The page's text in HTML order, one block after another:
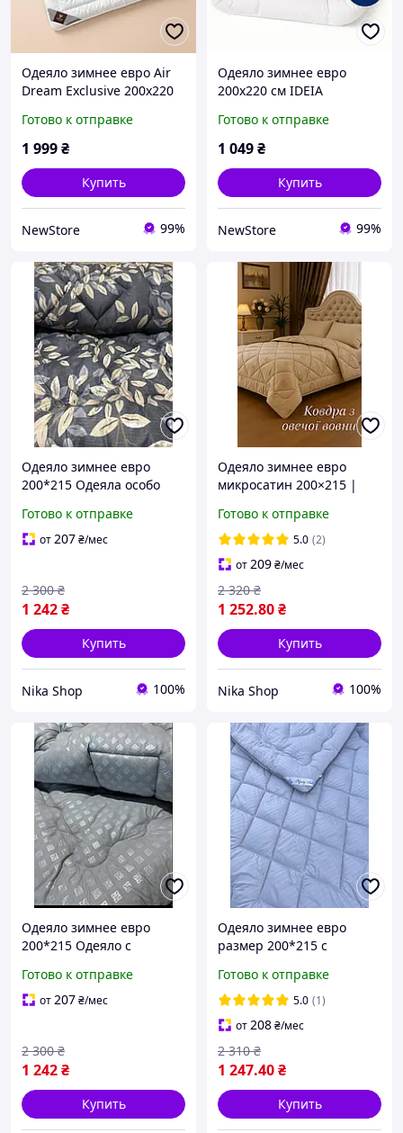
Одеяло зимнее евро Air
Dream Exclusive 200х220
теплое дабл
антиаллергенное
Готово к отправке
1 999₴
Купить
NewStore 99%
Одеяло зимнее евро
200х220 см IDEIA
отелей, дома, теплое,
гипоалергенное, белое
Готово к отправке
1 049₴
Купить
NewStore 99%
Одеяло зимнее евро
200*215 Одеяла особо
Шерстяные одеяла от
производителя
Готово к отправке
от207₴/мес
1 242₴
2 300 ₴
Купить
Nika Shop 100%
Одеяло зимнее евро
микросатин 200×215 |
шерсть | Тёплое стёганое
Готово к отправке
5.0 (2)
от209₴/мес
1 252.80₴
2 320 ₴
Купить
Nika Shop 100%
Одеяло зимнее евро
200*215 Одеяло с
зимние одеяла от
производителя
Готово к отправке
от207₴/мес
1 242₴
2 300 ₴
Купить
Одеяло зимнее евро
размер 200*215 с
особо теплые с овчины
стеганые от
производителя
Готово к отправке
5.0 (1)
от208₴/мес
1 247.40₴
2 310 ₴
Купить